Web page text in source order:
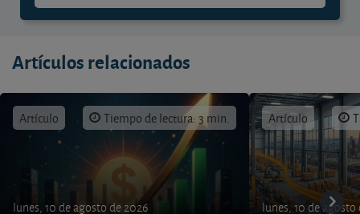
Artículos relacionados
Artículo Tiempo de lectura: 3 min.
lunes, 10 de agosto de 2026
Artículo
lunes, 10 de agosto